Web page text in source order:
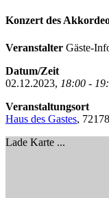
Konzert des
Veranstalter Gäste-
Datum/Zeit
02.12.2023, 18:00 -
Veranstaltungsort
Haus des Gastes,
Lade Karte ...